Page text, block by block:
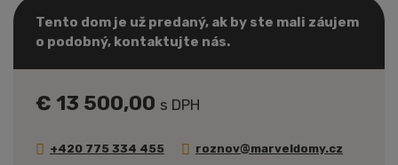
Tento dom je už predaný, ak by ste mali záujem
o podobný, kontaktujte nás.
€ 13 500,00 s DPH
+420 775 334 455 roznov@marveldomy.cz